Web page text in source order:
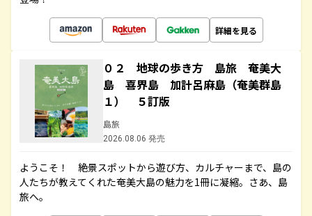
詳細を見る
０２ 地球の歩き方 島旅 奄美大
島 喜界島 加計呂麻島（奄美群島
１） ５訂版
島旅
2026.08.06 発売
ようこそ！ 絶景スポットから遊び方、カルチャーまで、島の
人たちが教えてくれた奄美大島の魅力を1冊に凝縮。さあ、島
旅へ。